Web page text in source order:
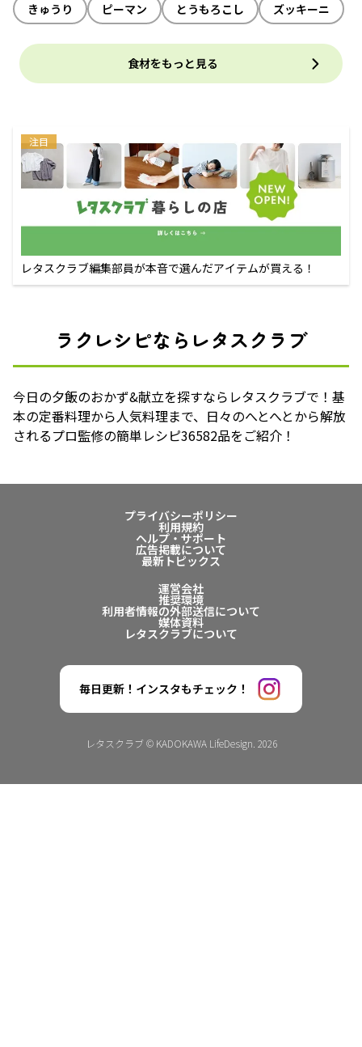
きゅうり
ピーマン とうもろこし ズッキーニ
食材をもっと見る
注目
レタスクラブ編集部員が本音で選んだアイテムが買える！
ラクレシピならレタスクラブ
今日の夕飯のおかず&献立を探すならレタスクラブで！基
本の定番料理から人気料理まで、日々のへとへとから解放
されるプロ監修の簡単レシピ36582品をご紹介！
プライバシーポリシー
利用規約
ヘルプ・サポート
広告掲載について
最新トピックス
運営会社
推奨環境
利用者情報の外部送信について
媒体資料
レタスクラブについて
毎日更新！インスタもチェック！
レタスクラブ © KADOKAWA LifeDesign. 2026